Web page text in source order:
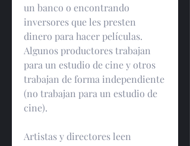
un banco o encontrando
inversores que les presten
dinero para hacer películas.
Algunos productores trabajan
para un estudio de cine y otros
trabajan de forma independiente
(no trabajan para un estudio de
cine).
Artistas y directores leen